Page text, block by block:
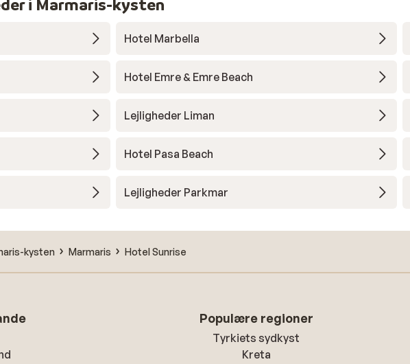
i Marmaris-kysten
Hotel Marbella
Hotel Emre & Emre Beach
Lejligheder Liman
Hotel Pasa Beach
Lejligheder Parkmar
kysten Marmaris Hotel Sunrise
Populære regioner
Tyrkiets sydkyst
Kreta